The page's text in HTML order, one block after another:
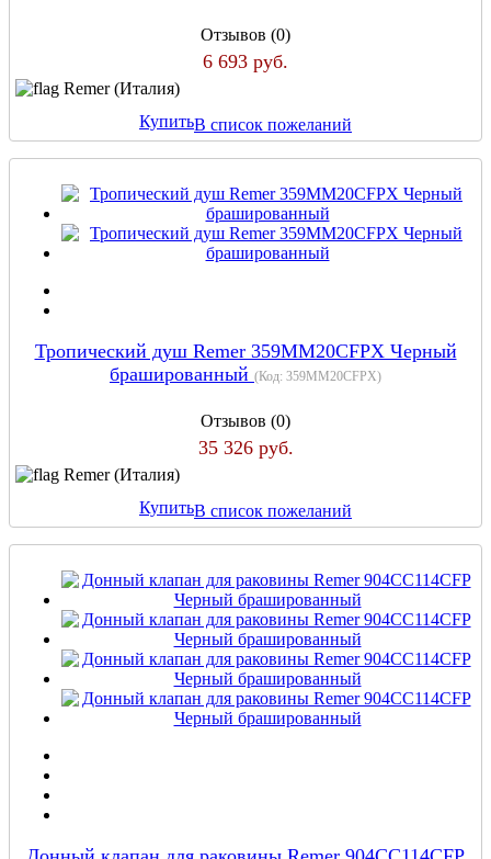
Отзывов (0)
6 693 руб.
Remer (Италия)
КупитьВ список пожеланий
Тропический душ Remer 359MM20CFPX Черный
брашированный (Код: 359MM20CFPX)
Отзывов (0)
35 326 руб.
Remer (Италия)
КупитьВ список пожеланий